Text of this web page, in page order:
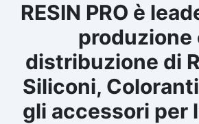
RESIN PRO è
produzione
distribuzione di
Siliconi,
gli accessori per